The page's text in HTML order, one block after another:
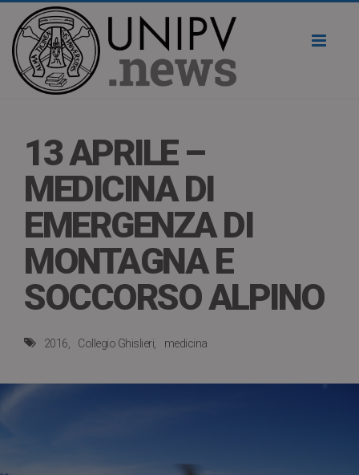
13 APRILE –
MEDICINA DI
EMERGENZA DI
MONTAGNA E
SOCCORSO ALPINO
2016 Collegio Ghislieri medicina